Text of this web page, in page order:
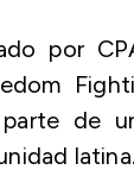
por
de
latina.